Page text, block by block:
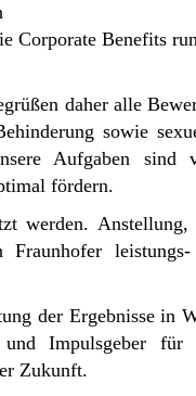
Benefits
daher alle
sowie
Aufgaben
fördern.
werden. Anstellung,
leistungs-
der Ergebnisse in
Impulsgeber
Zukunft.